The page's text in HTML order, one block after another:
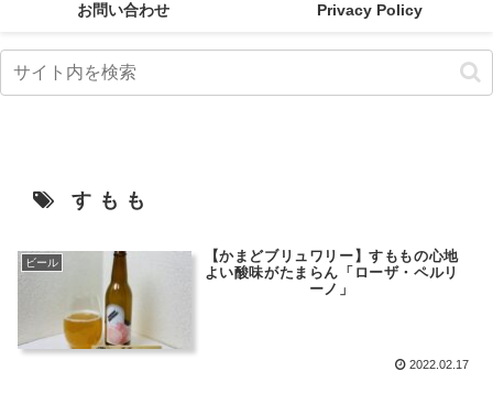
お問い合わせ Privacy Policy
すもも
ビール
【かまどブリュワリー】すももの心地
よい酸味がたまらん「ローザ・ペルリ
ーノ」
2022.02.17